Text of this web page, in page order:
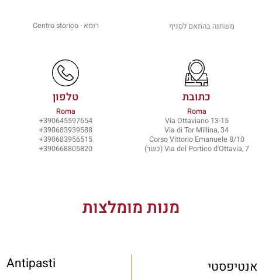
משתנה בהתאם לסניף רומא - Centro storico
כתובת
Roma
Via Ottaviano 13-15
Via di Tor Millina, 34
Corso Vittorio Emanuele 8/10
Via del Portico d'Ottavia, 7 (כשר)
טלפון
Roma
390645597654+
390683939588+
390683956515+
390668805820+
מנות מומלצות
אנטיפסטי
Antipasti